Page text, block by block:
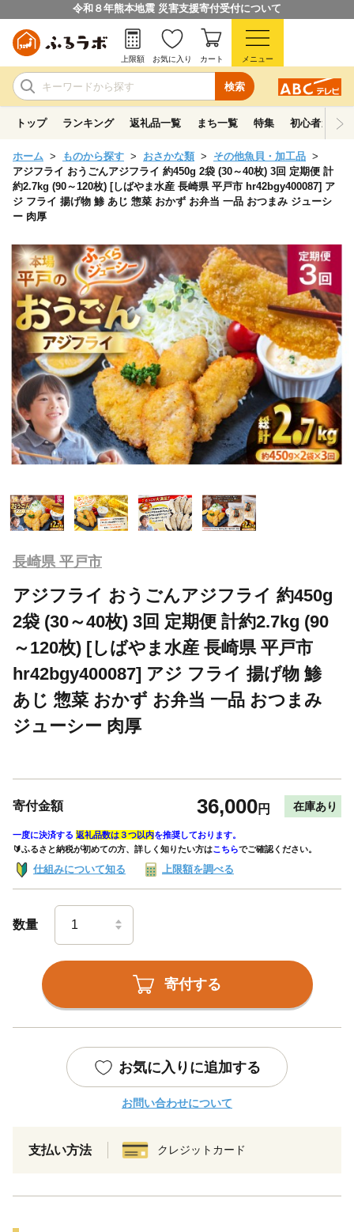
令和８年熊本地震 災害支援寄付受付について
検索
上限額 お気に入り カート メニュー
トップ ランキング 返礼品一覧 まち一覧 特集 初心者ガイド
ホーム ものから探す おさかな類
その他魚貝・加工品
アジフライ おうごんアジフライ 約450g 2袋 (30～40枚) 3回 定期便 計
約2.7kg (90～120枚) [しばやま水産 長崎県 平戸市 hr42bgy400087] ア
ジ フライ 揚げ物 鯵 あじ 惣菜 おかず お弁当 一品 おつまみ ジューシ
ー 肉厚
長崎県 平戸市
アジフライ おうごんアジフライ 約450g
2袋 (30～40枚) 3回 定期便 計約2.7kg (90
～120枚) [しばやま水産 長崎県 平戸市
hr42bgy400087] アジ フライ 揚げ物 鯵
あじ 惣菜 おかず お弁当 一品 おつまみ
ジューシー 肉厚
寄付金額 36,000円 在庫あり
一度に決済する 返礼品数は３つ以内を推奨しております。
🔰ふるさと納税が初めての方、詳しく知りたい方はこちらでご確認ください。
仕組みについて知る 上限額を調べる
数量
寄付する
お気に入りに追加する
お問い合わせについて
支払い方法 クレジットカード